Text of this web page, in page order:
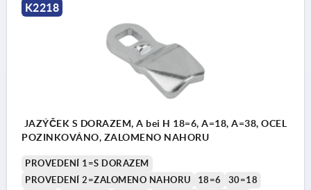
K2218
JAZÝČEK S DORAZEM, A bei H 18=6, A=18, A=38, OCEL
POZINKOVÁNO, ZALOMENO NAHORU
PROVEDENÍ 1=S DORAZEM
PROVEDENÍ 2=ZALOMENO NAHORU
18=6
30=18